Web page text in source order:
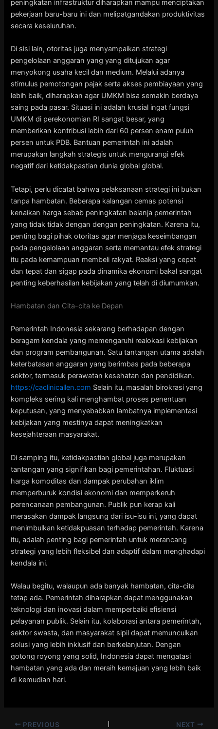
peningkatan infrastruktur diharapkan mampu menciptakan
pekerjaan baru-baru ini dan melipatgandakan produktivitas
secara keseluruhan.
Di sisi lain, otoritas juga menyampaikan strategi
pengelolaan anggaran yang yang ditujukan agar
menyokong usaha kecil dan medium. Melalui adanya
stimulus pemotongan pajak serta akses pembiayaan yang
lebih baik, diharapkan agar UMKM bisa semakin berdaya
saing pada pasar. Situasi ini adalah krusial ingat fungsi
UMKM di perekonomian RI sangat besar, yang
memberikan kontribusi lebih dari 60 persen enam puluh
persen untuk PDB. Bantuan pemerintah ini adalah
merupakan langkah strategis untuk mengurangi efek
negatif dari ketidakpastian dunia global global.
Tetapi, perlu dicatat bahwa pelaksanaan strategi ini bukan
tanpa hambatan. Beberapa kalangan cemas potensi
kenaikan harga sebab peningkatan belanja pemerintah
yang tidak tidak dengan dengan peningkatan. Karena itu,
penting bagi pihak otoritas agar menjaga keseimbangan
pada pengelolaan anggaran serta memantau efek strategi
itu pada kemampuan membeli rakyat. Reaksi yang cepat
dan tepat dan sigap pada dinamika ekonomi bakal sangat
penting keberhasilan kebijakan yang telah di diumumkan.
Hambatan dan Cita-cita ke Depan
Pemerintah Indonesia sekarang berhadapan dengan
beragam kendala yang memengaruhi realokasi kebijakan
dan program pembangunan. Satu tantangan utama adalah
keterbatasan anggaran yang berimbas pada beberapa
sektor, termasuk perawatan kesehatan dan pendidikan.
https://caclinicallen.com Selain itu, masalah birokrasi yang
kompleks sering kali menghambat proses penentuan
keputusan, yang menyebabkan lambatnya implementasi
kebijakan yang mestinya dapat meningkatkan
kesejahteraan masyarakat.
Di samping itu, ketidakpastian global juga merupakan
tantangan yang signifikan bagi pemerintahan. Fluktuasi
harga komoditas dan dampak perubahan iklim
memperburuk kondisi ekonomi dan memperkeruh
perencanaan pembangunan. Publik pun kerap kali
merasakan dampak langsung dari isu-isu ini, yang dapat
menimbulkan ketidakpuasan terhadap pemerintah. Karena
itu, adalah penting bagi pemerintah untuk merancang
strategi yang lebih fleksibel dan adaptif dalam menghadapi
kendala ini.
Walau begitu, walaupun ada banyak hambatan, cita-cita
tetap ada. Pemerintah diharapkan dapat menggunakan
teknologi dan inovasi dalam memperbaiki efisiensi
pelayanan publik. Selain itu, kolaborasi antara pemerintah,
sektor swasta, dan masyarakat sipil dapat memunculkan
solusi yang lebih inklusif dan berkelanjutan. Dengan
gotong royong yang solid, Indonesia dapat mengatasi
hambatan yang ada dan meraih kemajuan yang lebih baik
di kemudian hari.
PREVIOUS NEXT